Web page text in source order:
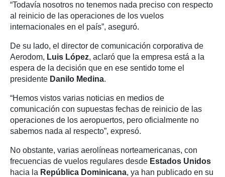
“Todavía nosotros no tenemos nada preciso con respecto
al reinicio de las operaciones de los vuelos
internacionales en el país”, aseguró.
De su lado, el director de comunicación corporativa de
Aerodom, Luis López, aclaró que la empresa está a la
espera de la decisión que en ese sentido tome el
presidente Danilo Medina.
“Hemos vistos varias noticias en medios de
comunicación con supuestas fechas de reinicio de las
operaciones de los aeropuertos, pero oficialmente no
sabemos nada al respecto”, expresó.
No obstante, varias aerolíneas norteamericanas, con
frecuencias de vuelos regulares desde Estados Unidos
hacia la República Dominicana, ya han publicado en su